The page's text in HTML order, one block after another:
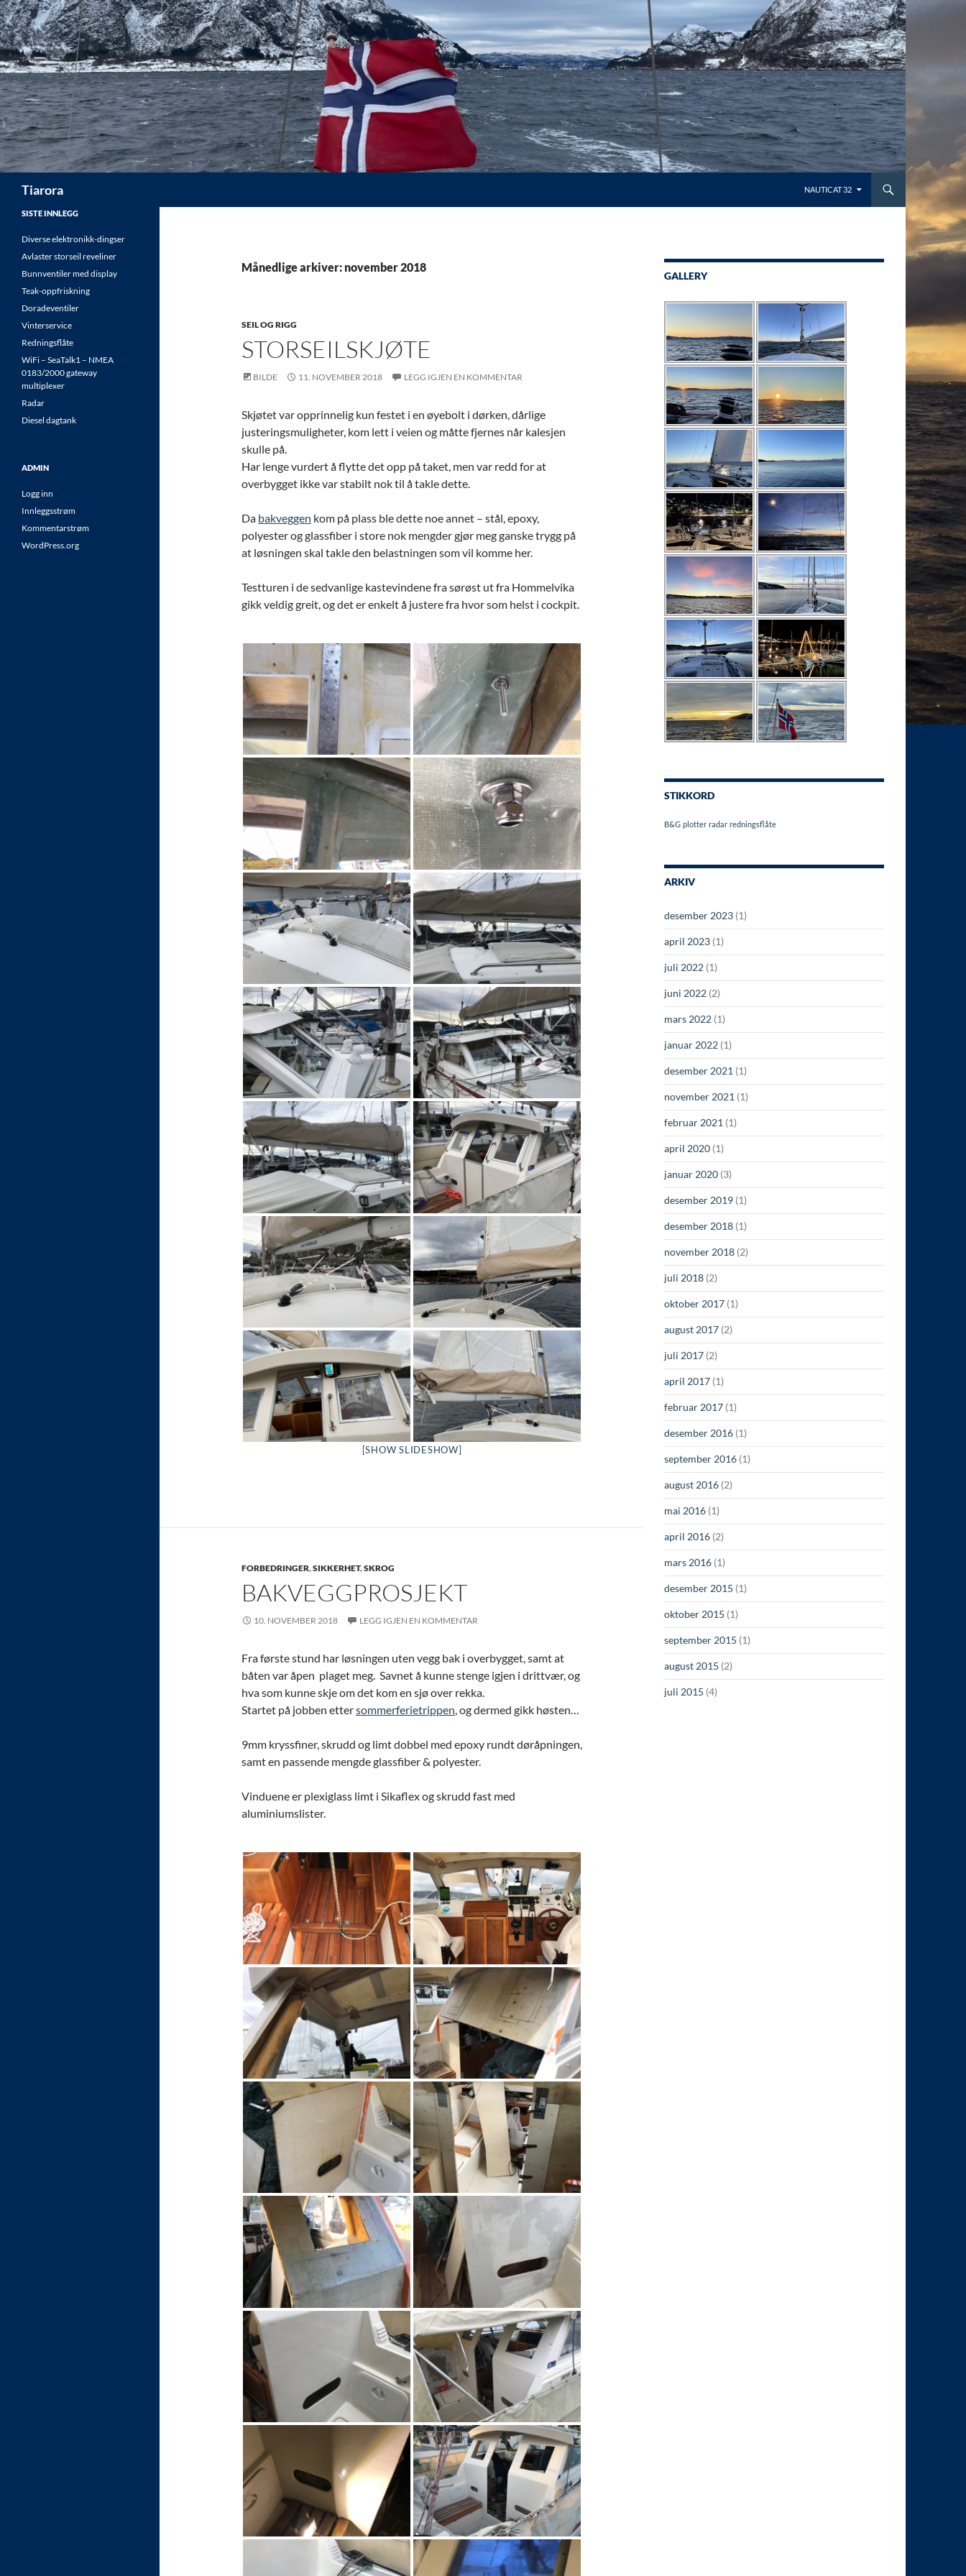
Hopp
til
innhold
Tiarora NAUTICAT 32
Månedlige arkiver: november 2018
SEIL OG RIGG
STORSEILSKJØTE
BILDE 11. NOVEMBER 2018 LEGG IGJEN EN KOMMENTAR
Skjøtet var opprinnelig kun festet i en øyebolt i dørken, dårlige
justeringsmuligheter, kom lett i veien og måtte fjernes når kalesjen
skulle på.
Har lenge vurdert å flytte det opp på taket, men var redd for at
overbygget ikke var stabilt nok til å takle dette.
Da bakveggen kom på plass ble dette noe annet – stål, epoxy,
polyester og glassfiber i store nok mengder gjør meg ganske trygg på
at løsningen skal takle den belastningen som vil komme her.
Testturen i de sedvanlige kastevindene fra sørøst ut fra Hommelvika
gikk veldig greit, og det er enkelt å justere fra hvor som helst i cockpit.
[SHOW SLIDESHOW]
FORBEDRINGER,SIKKERHET,SKROG
BAKVEGGPROSJEKT
10. NOVEMBER 2018 LEGG IGJEN EN KOMMENTAR
Fra første stund har løsningen uten vegg bak i overbygget, samt at
båten var åpen plaget meg. Savnet å kunne stenge igjen i drittvær, og
hva som kunne skje om det kom en sjø over rekka.
Startet på jobben ettersommerferietrippen, og dermed gikk høsten…
9mm kryssfiner, skrudd og limt dobbel med epoxy rundt døråpningen,
samt en passende mengde glassfiber & polyester.
Vinduene er plexiglass limt i Sikaflex og skrudd fast med
aluminiumslister.
GALLERY
STIKKORD
B&G plotter radar redningsflåte
ARKIV
desember 2023 (1)
april 2023 (1)
juli 2022 (1)
juni 2022 (2)
mars 2022 (1)
januar 2022 (1)
desember 2021 (1)
november 2021 (1)
februar 2021 (1)
april 2020 (1)
januar 2020 (3)
desember 2019 (1)
desember 2018 (1)
november 2018 (2)
juli 2018 (2)
oktober 2017 (1)
august 2017 (2)
juli 2017 (2)
april 2017 (1)
februar 2017 (1)
desember 2016 (1)
september 2016 (1)
august 2016 (2)
mai 2016 (1)
april 2016 (2)
mars 2016 (1)
desember 2015 (1)
oktober 2015 (1)
september 2015 (1)
august 2015 (2)
juli 2015 (4)
SISTE INNLEGG
Diverse elektronikk-dingser
Avlaster storseil reveliner
Bunnventiler med display
Teak-oppfriskning
Doradeventiler
Vinterservice
Redningsflåte
WiFi – SeaTalk1 – NMEA
0183/2000 gateway
multiplexer
Radar
Diesel dagtank
ADMIN
Logg inn
Innleggsstrøm
Kommentarstrøm
WordPress.org